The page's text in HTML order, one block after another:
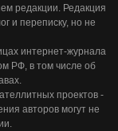
редакции. Редакция
и переписку, но не
интернет-журнала
РФ, в том числе об
проектов -
авторов могут не